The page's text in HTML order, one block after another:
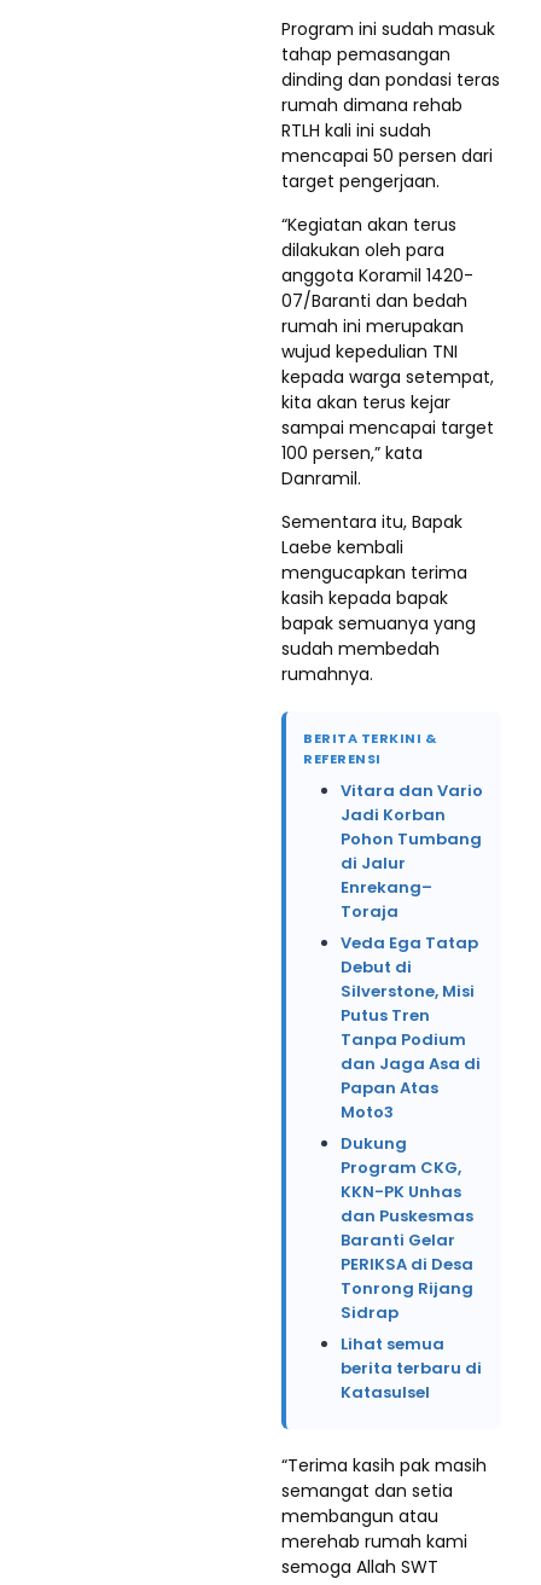
Program ini sudah masuk
tahap pemasangan
dinding dan pondasi teras
rumah dimana rehab
RTLH kali ini sudah
mencapai 50 persen dari
target pengerjaan.
“Kegiatan akan terus
dilakukan oleh para
anggota Koramil 1420-
07/Baranti dan bedah
rumah ini merupakan
wujud kepedulian TNI
kepada warga setempat,
kita akan terus kejar
sampai mencapai target
100 persen,” kata
Danramil.
Sementara itu, Bapak
Laebe kembali
mengucapkan terima
kasih kepada bapak
bapak semuanya yang
sudah membedah
rumahnya.
BERITA TERKINI &
REFERENSI
Vitara dan Vario
Jadi Korban
Pohon Tumbang
di Jalur
Enrekang–
Toraja
Veda Ega Tatap
Debut di
Silverstone, Misi
Putus Tren
Tanpa Podium
dan Jaga Asa di
Papan Atas
Moto3
Dukung
Program CKG,
KKN-PK Unhas
dan Puskesmas
Baranti Gelar
PERIKSA di Desa
Tonrong Rijang
Sidrap
Lihat semua
berita terbaru di
Katasulsel
“Terima kasih pak masih
semangat dan setia
membangun atau
merehab rumah kami
semoga Allah SWT